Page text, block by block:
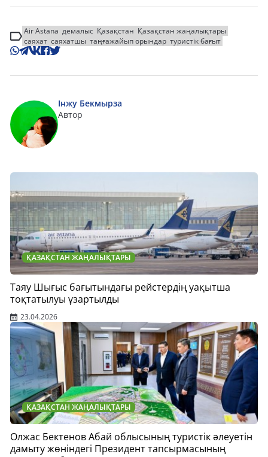
Air Astana демалыс Қазақстан Қазақстан жаңалықтары
саяхат саяхатшы таңғажайып орындар туристік бағыт
Інжу Бекмырза
Автор
ҚАЗАҚСТАН ЖАҢАЛЫҚТАРЫ
Таяу Шығыс бағытындағы рейстердің уақытша
тоқтатылуы ұзартылды
23.04.2026
ҚАЗАҚСТАН ЖАҢАЛЫҚТАРЫ
Олжас Бектенов Абай облысының туристік әлеуетін
дамыту жөніндегі Президент тапсырмасының